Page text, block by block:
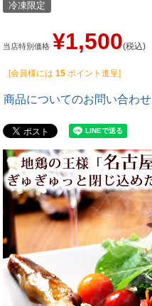
冷凍限定
当店特別価格 ¥1,500 税込
[会員様には 15 ポイント進呈]
商品についてのお問い合わせ